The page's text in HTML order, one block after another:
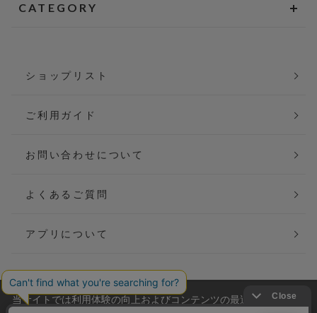
CATEGORY
ショップリスト
ご利用ガイド
お問い合わせについて
よくあるご質問
アプリについて
当サイトでは利用体験の向上およびコンテンツの最適な提供、ト